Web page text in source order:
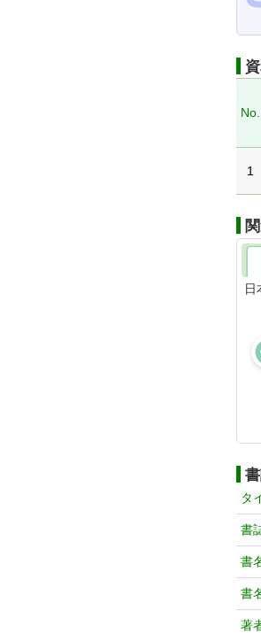
No.
1
日
タ
書
書
書
著